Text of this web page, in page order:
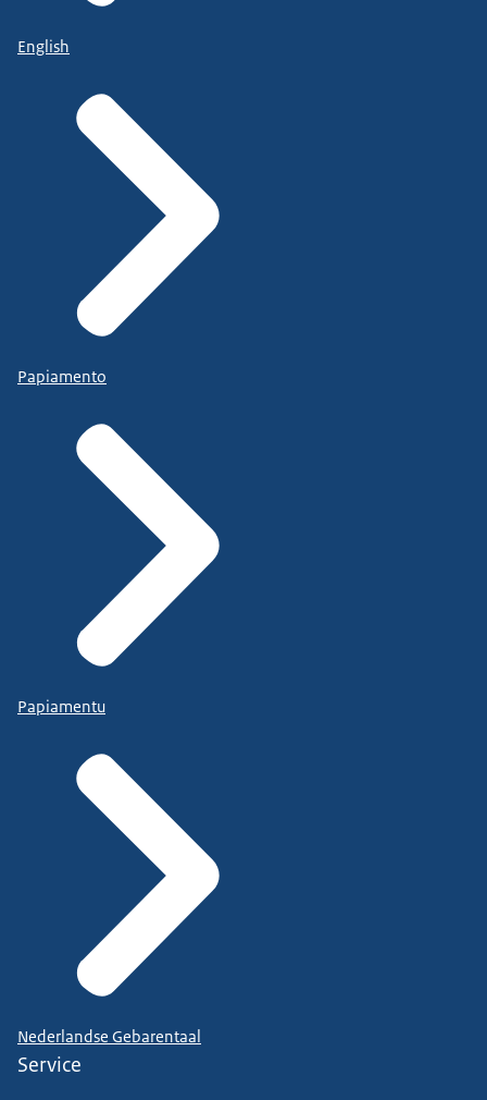
English
Papiamento
Papiamentu
Nederlandse Gebarentaal
Service